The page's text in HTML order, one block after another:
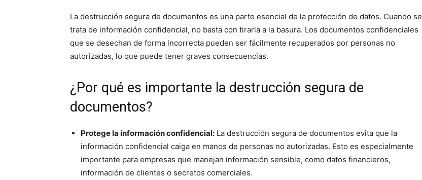
La destrucción segura de documentos es una parte esencial de la protección de datos. Cuando se
trata de información confidencial, no basta con tirarla a la basura. Los documentos confidenciales
que se desechan de forma incorrecta pueden ser fácilmente recuperados por personas no
autorizadas, lo que puede tener graves consecuencias.
¿Por qué es importante la destrucción segura de
documentos?
Protege la información confidencial: La destrucción segura de documentos evita que la
información confidencial caiga en manos de personas no autorizadas. Esto es especialmente
importante para empresas que manejan información sensible, como datos financieros,
información de clientes o secretos comerciales.